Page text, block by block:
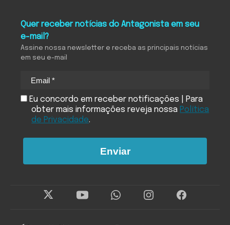
Quer receber notícias do Antagonista em seu
e-mail?
Assine nossa newsletter e receba as principais notícias
em seu e-mail
Eu concordo em receber notificações | Para
obter mais informações reveja nossa Política
de Privacidade.
Enviar